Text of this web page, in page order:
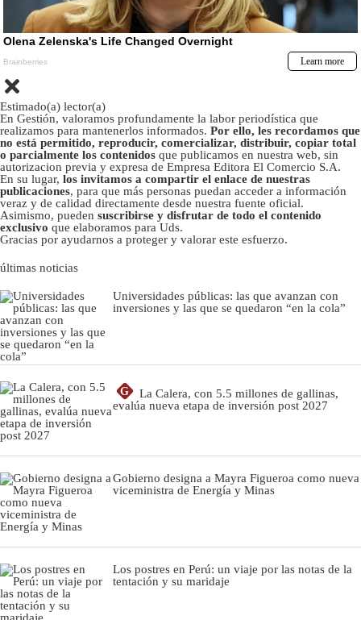
Estimado(a) lector(a)
En Gestión, valoramos profundamente la labor periodística que
realizamos para mantenerlos informados. Por ello, les recordamos que
no está permitido, reproducir, comercializar, distribuir, copiar total
o parcialmente los contenidos que publicamos en nuestra web, sin
autorizacion previa y expresa de Empresa Editora El Comercio S.A.
En su lugar, los invitamos a compartir el enlace de nuestras
publicaciones, para que más personas puedan acceder a información
veraz y de calidad directamente desde nuestra fuente oficial.
Asimismo, pueden suscribirse y disfrutar de todo el contenido
exclusivo que elaboramos para Uds.
Gracias por ayudarnos a proteger y valorar este esfuerzo.
últimas noticias
Universidades públicas: las que avanzan con
inversiones y las que se quedaron “en la cola”
G
La Calera, con 5.5 millones de gallinas,
evalúa nueva etapa de inversión post 2027
Gobierno designa a Mayra Figueroa como nueva
viceministra de Energía y Minas
Los postres en Perú: un viaje por las notas de la
tentación y su maridaje